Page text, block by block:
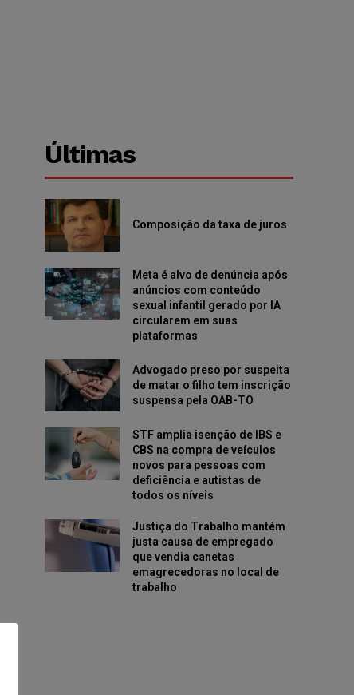
Últimas
Composição da taxa de juros
Meta é alvo de denúncia após
anúncios com conteúdo
sexual infantil gerado por IA
circularem em suas
plataformas
Advogado preso por suspeita
de matar o filho tem inscrição
suspensa pela OAB-TO
STF amplia isenção de IBS e
CBS na compra de veículos
novos para pessoas com
deficiência e autistas de
todos os níveis
Justiça do Trabalho mantém
justa causa de empregado
que vendia canetas
emagrecedoras no local de
trabalho